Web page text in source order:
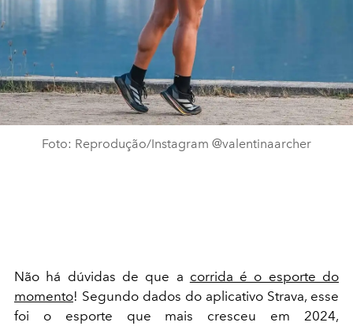
Foto: Reprodução/Instagram @valentinaarcher
Não há dúvidas de que a corrida é o esporte do
momento! Segundo dados do aplicativo Strava, esse
foi o esporte que mais cresceu em 2024,